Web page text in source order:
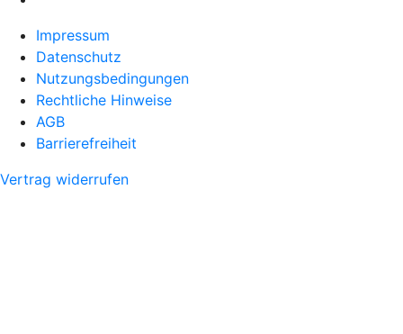
Impressum
Datenschutz
Nutzungsbedingungen
Rechtliche Hinweise
AGB
Barrierefreiheit
Vertrag widerrufen